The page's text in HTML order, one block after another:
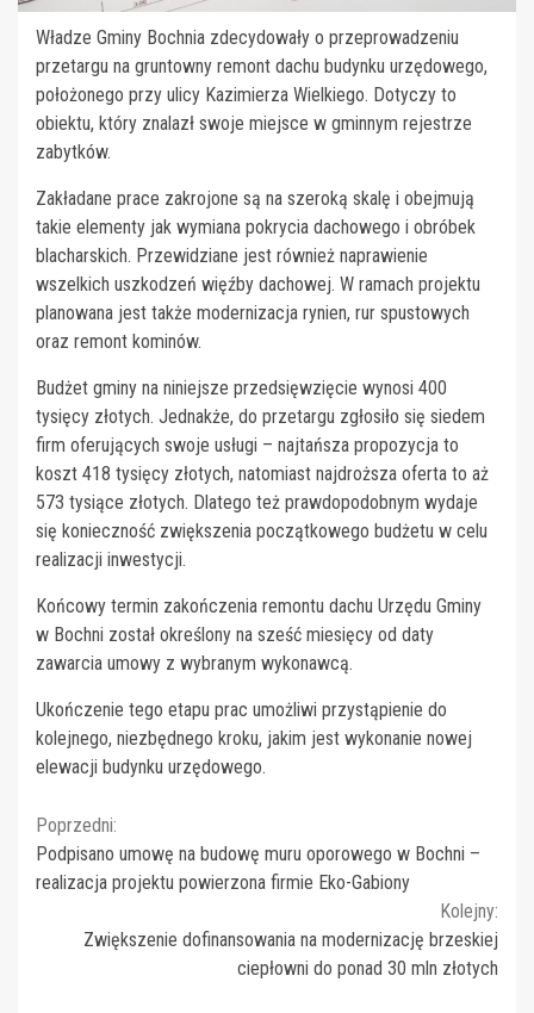
Władze Gminy Bochnia zdecydowały o przeprowadzeniu
przetargu na gruntowny remont dachu budynku urzędowego,
położonego przy ulicy Kazimierza Wielkiego. Dotyczy to
obiektu, który znalazł swoje miejsce w gminnym rejestrze
zabytków.
Zakładane prace zakrojone są na szeroką skalę i obejmują
takie elementy jak wymiana pokrycia dachowego i obróbek
blacharskich. Przewidziane jest również naprawienie
wszelkich uszkodzeń więźby dachowej. W ramach projektu
planowana jest także modernizacja rynien, rur spustowych
oraz remont kominów.
Budżet gminy na niniejsze przedsięwzięcie wynosi 400
tysięcy złotych. Jednakże, do przetargu zgłosiło się siedem
firm oferujących swoje usługi – najtańsza propozycja to
koszt 418 tysięcy złotych, natomiast najdroższa oferta to aż
573 tysiące złotych. Dlatego też prawdopodobnym wydaje
się konieczność zwiększenia początkowego budżetu w celu
realizacji inwestycji.
Końcowy termin zakończenia remontu dachu Urzędu Gminy
w Bochni został określony na sześć miesięcy od daty
zawarcia umowy z wybranym wykonawcą.
Ukończenie tego etapu prac umożliwi przystąpienie do
kolejnego, niezbędnego kroku, jakim jest wykonanie nowej
elewacji budynku urzędowego.
Continue
Reading
Poprzedni:
Podpisano umowę na budowę muru oporowego w Bochni –
realizacja projektu powierzona firmie Eko-Gabiony
Kolejny:
Zwiększenie dofinansowania na modernizację brzeskiej
ciepłowni do ponad 30 mln złotych